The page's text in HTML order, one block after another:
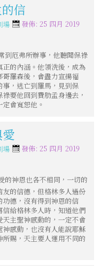
信
場
發佈: 25 四月 2019
到厄弗所辦事，他聽聞保祿
的內涵。他領洗後，成為
羅森後，會盡力宣揚福
，逃亡到羅馬，見到保
要他回到費肋孟身邊去，
會寬恕他。
場
發佈: 25 四月 2019
的神恩也各不相同，一切的
的信德，但格林多人過份
德，沒有得到神恩的信
給格林多人時，知道他們
主聖神感動的，一定不會
感動，也沒有人能說耶穌
賜，天主要人運用不同的